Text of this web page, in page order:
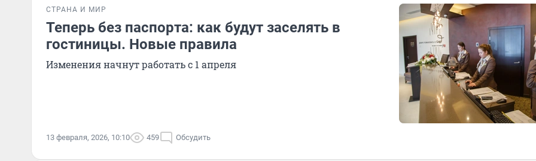
СТРАНА И МИР
Теперь без паспорта: как будут заселять в
гостиницы. Новые правила
Изменения начнут работать с 1 апреля
13 февраля, 2026, 10:10 459 Обсудить